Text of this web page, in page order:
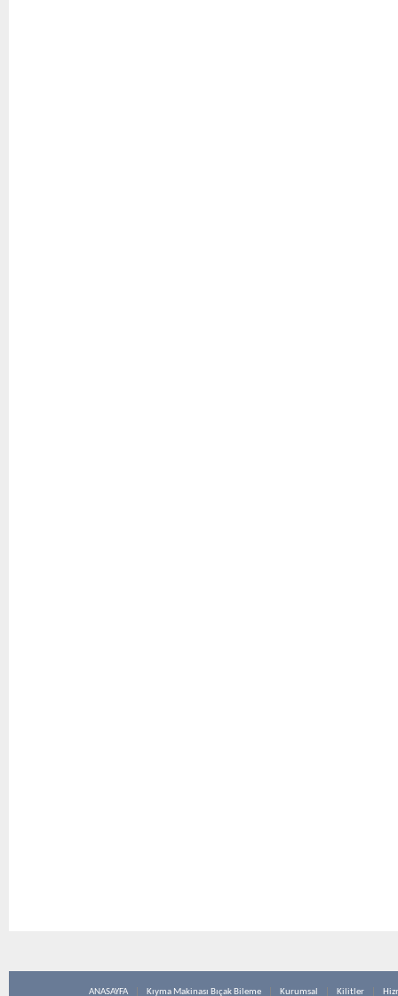
ANASAYFA Kıyma Makinası Bıçak Bileme Kurumsal Kilitler